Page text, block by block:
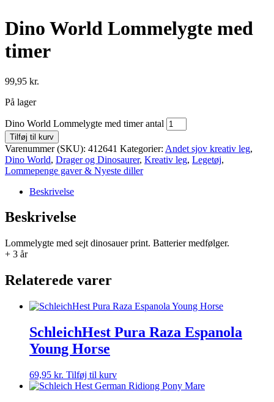
Dino World Lommelygte med
timer
99,95 kr.
På lager
Dino World Lommelygte med timer antal
Tilføj til kurv
Varenummer (SKU): 412641 Kategorier: Andet sjov kreativ leg,
Dino World, Drager og Dinosaurer, Kreativ leg, Legetøj,
Lommepenge gaver & Nyeste diller
Beskrivelse
Beskrivelse
Lommelygte med sejt dinosauer print. Batterier medfølger.
+ 3 år
Relaterede varer
SchleichHest Pura Raza Espanola
Young Horse
69,95 kr. Tilføj til kurv